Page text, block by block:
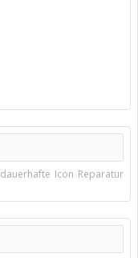
Icon Reparatur